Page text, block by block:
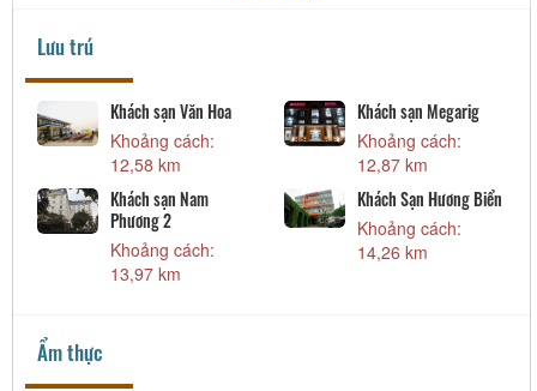
Lưu trú
Khách sạn Văn Hoa
Khoảng cách:
12,58 km
Khách sạn Megarig
Khoảng cách:
12,87 km
Khách sạn Nam
Phương 2
Khoảng cách:
13,97 km
Khách Sạn Hương Biển
Khoảng cách:
14,26 km
Ẩm thực